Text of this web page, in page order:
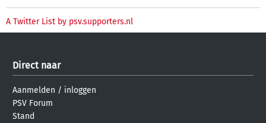
A Twitter List by psv.supporters.nl
Direct naar
Aanmelden / inloggen
PSV Forum
Stand